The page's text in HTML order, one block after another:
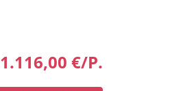
€/P.